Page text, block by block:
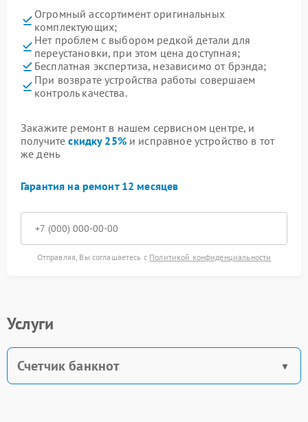
Огромный ассортимент оригинальных
комплектующих;
Нет проблем с выбором редкой детали для
переустановки, при этом цена доступная;
Бесплатная экспертиза, независимо от брэнда;
При возврате устройства работы совершаем
контроль качества.
Закажите ремонт в нашем сервисном центре, и
получитескидку 25%и исправное устройство в тот
же день
Гарантия на ремонт 12 месяцев
Отправляя, Вы соглашаетесь с Политикой конфиденциальности
Услуги
Счетчик банкнот